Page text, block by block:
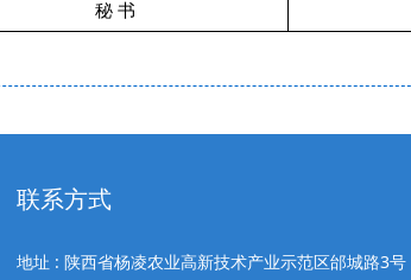
秘 书
联系方式
地址 : 陕西省杨凌农业高新技术产业示范区邰城路3号